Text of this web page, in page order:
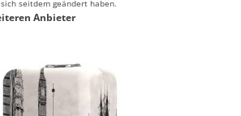
seitdem geändert haben.
Anbieter